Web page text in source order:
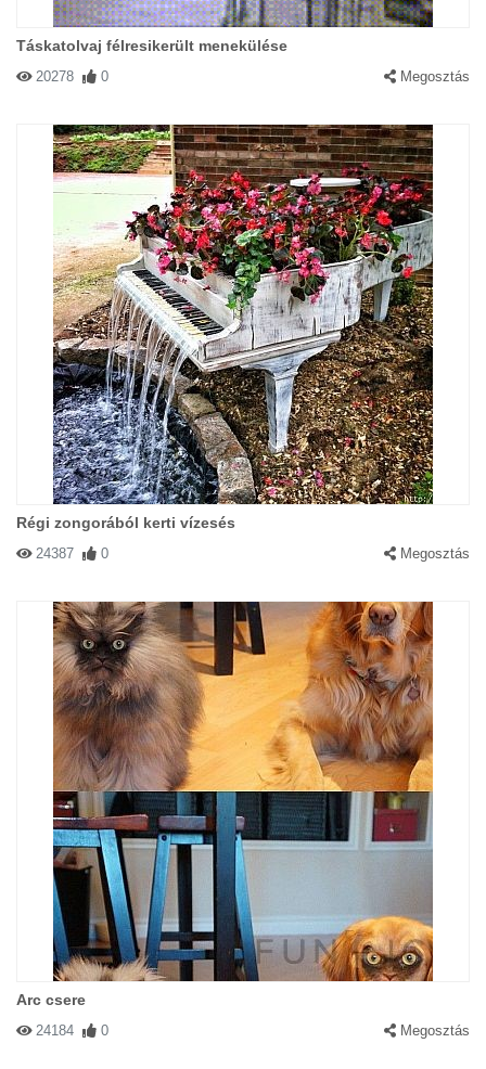
Táskatolvaj félresikerült menekülése
20278 0 Megosztás
Régi zongorából kerti vízesés
24387 0 Megosztás
Arc csere
24184 0 Megosztás